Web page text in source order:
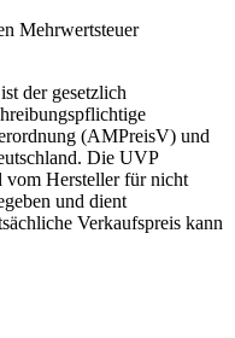
Mehrwertsteuer
der gesetzlich
(AMPreisV) und
Die UVP
vom Hersteller für nicht
und dient
Verkaufspreis kann